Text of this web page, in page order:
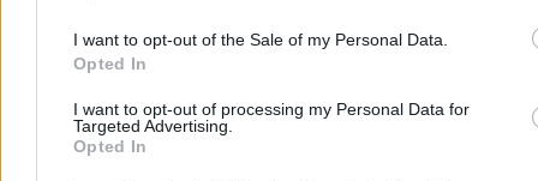
I want to opt-out of the Sale of my Personal Data.
Opted In
I want to opt-out of processing my Personal Data for
Targeted Advertising.
Opted In